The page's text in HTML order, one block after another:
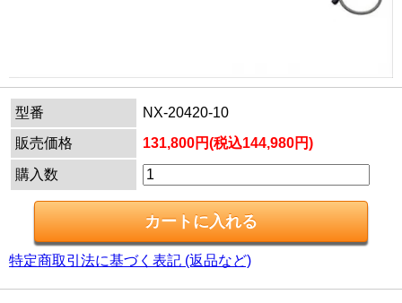
型番
NX-20420-10
販売価格
131,800円(税込144,980円)
購入数
特定商取引法に基づく表記 (返品など)